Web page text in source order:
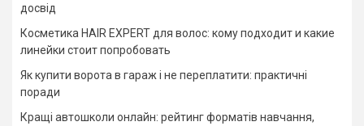
досвід
Косметика HAIR EXPERT для волос: кому подходит и какие
линейки стоит попробовать
Як купити ворота в гараж і не переплатити: практичні
поради
Кращі автошколи онлайн: рейтинг форматів навчання,